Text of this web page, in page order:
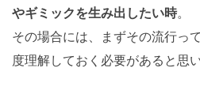
やギミックを生み出したい時。
その場合には、まずその流行っ
度理解しておく必要があると思い